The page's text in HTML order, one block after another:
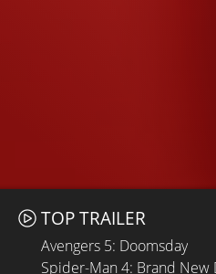
TOP TRAILER
Avengers 5: Doomsday
Spider-Man 4: Brand New